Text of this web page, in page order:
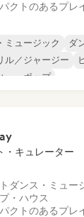
クトのあるプレ
ミュージック
ダ
ル／ジャージー
ー・ポップ
・キュレーター
ダンス・ミュー
・ハウス
クトのあるプレ